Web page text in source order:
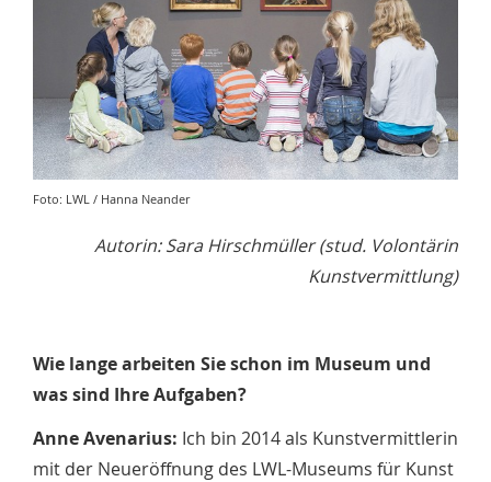
Foto: LWL / Hanna Neander
Autorin: Sara Hirschmüller (stud. Volontärin
Kunstvermittlung)
Wie lange arbeiten Sie schon im Museum und
was sind Ihre Aufgaben?
Anne Avenarius: Ich bin 2014 als Kunstvermittlerin
mit der Neueröffnung des LWL-Museums für Kunst